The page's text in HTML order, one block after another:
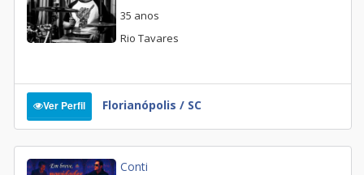
35 anos
Rio Tavares
Ver Perfil Florianópolis / SC
Conti